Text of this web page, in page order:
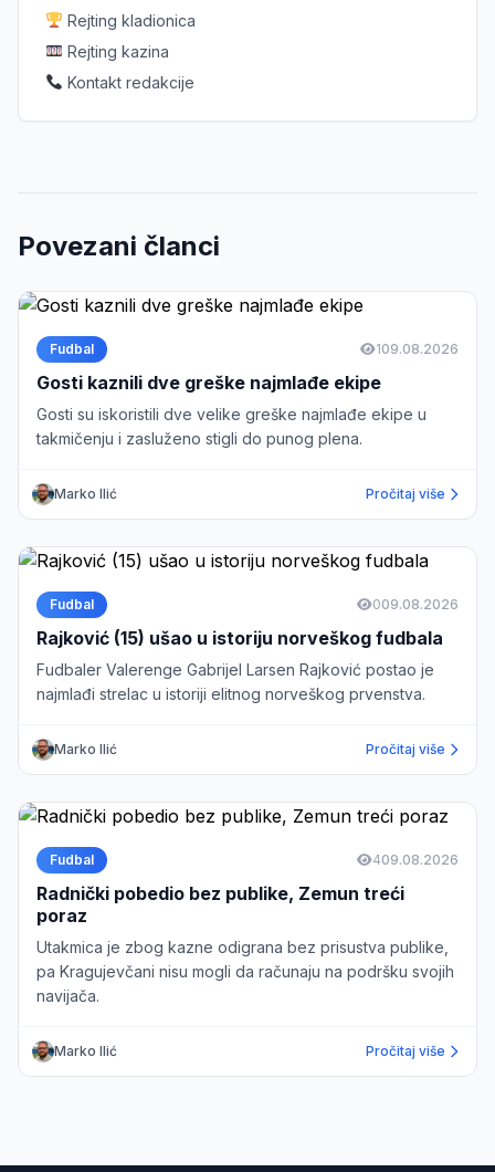
Rejting kladionica
Rejting kazina
Kontakt redakcije
Povezani članci
Fudbal 109.08.2026
Gosti kaznili dve greške najmlađe ekipe
Gosti su iskoristili dve velike greške najmlađe ekipe u
takmičenju i zasluženo stigli do punog plena.
Marko Ilić Pročitaj više
Fudbal 009.08.2026
Rajković (15) ušao u istoriju norveškog fudbala
Fudbaler Valerenge Gabrijel Larsen Rajković postao je
najmlađi strelac u istoriji elitnog norveškog prvenstva.
Marko Ilić Pročitaj više
Fudbal 409.08.2026
Radnički pobedio bez publike, Zemun treći
poraz
Utakmica je zbog kazne odigrana bez prisustva publike,
pa Kragujevčani nisu mogli da računaju na podršku svojih
navijača.
Marko Ilić Pročitaj više